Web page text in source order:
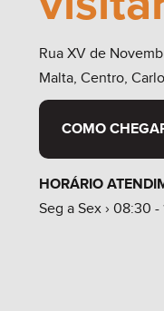
Rua XV de
Malta, Centro,
COMO
HORÁRIO
Seg a Sex › 08:30 -